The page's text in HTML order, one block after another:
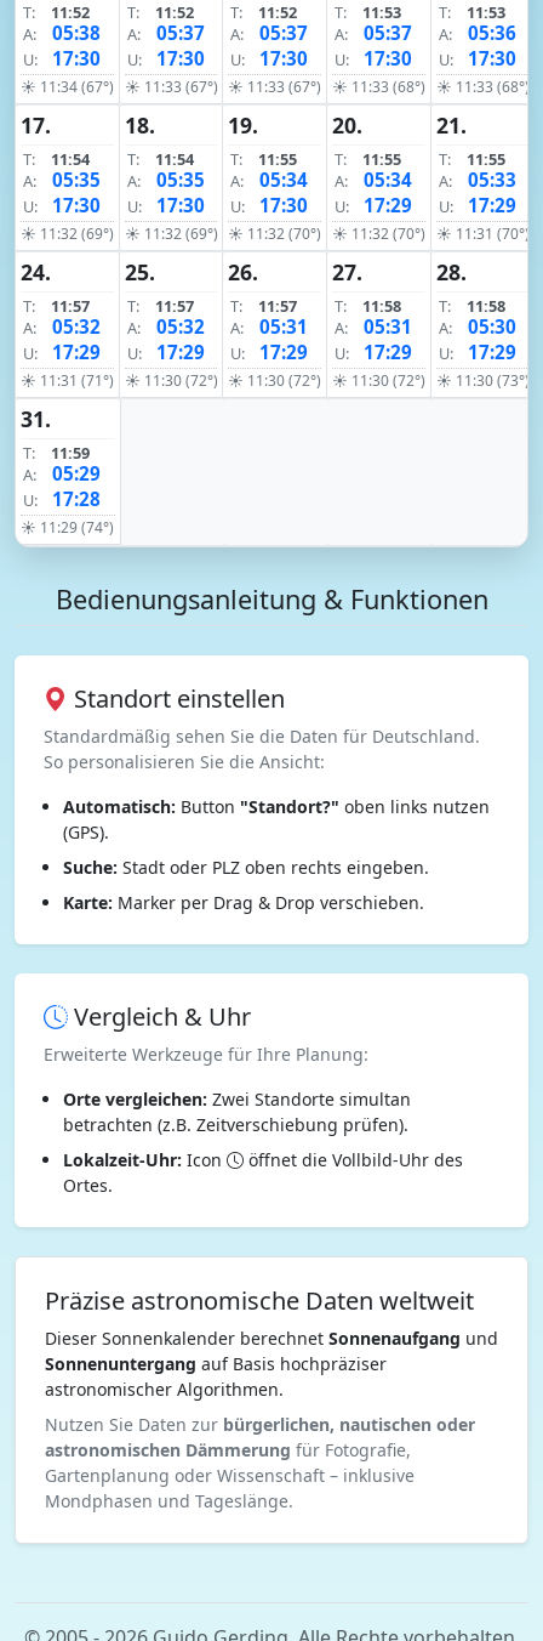
T:
11:52
A:
05:38
U: 17:30
☀ 11:34 (67°)
T:
11:52
A:
05:37
U: 17:30
☀ 11:33 (67°)
T:
11:52
A:
05:37
U: 17:30
☀ 11:33 (67°)
T:
11:53
A:
05:37
U: 17:30
☀ 11:33 (68°)
T:
11:53
A:
05:36
U: 17:30
☀ 11:33 (68°)
17.
T:
11:54
A:
05:35
U: 17:30
☀ 11:32 (69°)
18.
T:
11:54
A:
05:35
U: 17:30
☀ 11:32 (69°)
19.
T:
11:55
A:
05:34
U: 17:30
☀ 11:32 (70°)
20.
T:
11:55
A:
05:34
U: 17:29
☀ 11:32 (70°)
21.
T:
11:55
A:
05:33
U: 17:29
☀ 11:31 (70°)
24.
T:
11:57
A:
05:32
U: 17:29
☀ 11:31 (71°)
25.
T:
11:57
A:
05:32
U: 17:29
☀ 11:30 (72°)
26.
T:
11:57
A:
05:31
U: 17:29
☀ 11:30 (72°)
27.
T:
11:58
A:
05:31
U: 17:29
☀ 11:30 (72°)
28.
T:
11:58
A:
05:30
U: 17:29
☀ 11:30 (73°)
31.
T:
11:59
A:
05:29
U: 17:28
☀ 11:29 (74°)
Bedienungsanleitung & Funktionen
Standort einstellen
Standardmäßig sehen Sie die Daten für Deutschland.
So personalisieren Sie die Ansicht:
Automatisch: Button "Standort?" oben links nutzen
(GPS).
Suche: Stadt oder PLZ oben rechts eingeben.
Karte: Marker per Drag & Drop verschieben.
Vergleich & Uhr
Erweiterte Werkzeuge für Ihre Planung:
Orte vergleichen: Zwei Standorte simultan
betrachten (z.B. Zeitverschiebung prüfen).
Lokalzeit-Uhr: Icon
öffnet die Vollbild-Uhr des
Ortes.
Präzise astronomische Daten weltweit
Dieser Sonnenkalender berechnet Sonnenaufgang und
Sonnenuntergang auf Basis hochpräziser
astronomischer Algorithmen.
Nutzen Sie Daten zur bürgerlichen, nautischen oder
astronomischen Dämmerung für Fotografie,
Gartenplanung oder Wissenschaft – inklusive
Mondphasen und Tageslänge.